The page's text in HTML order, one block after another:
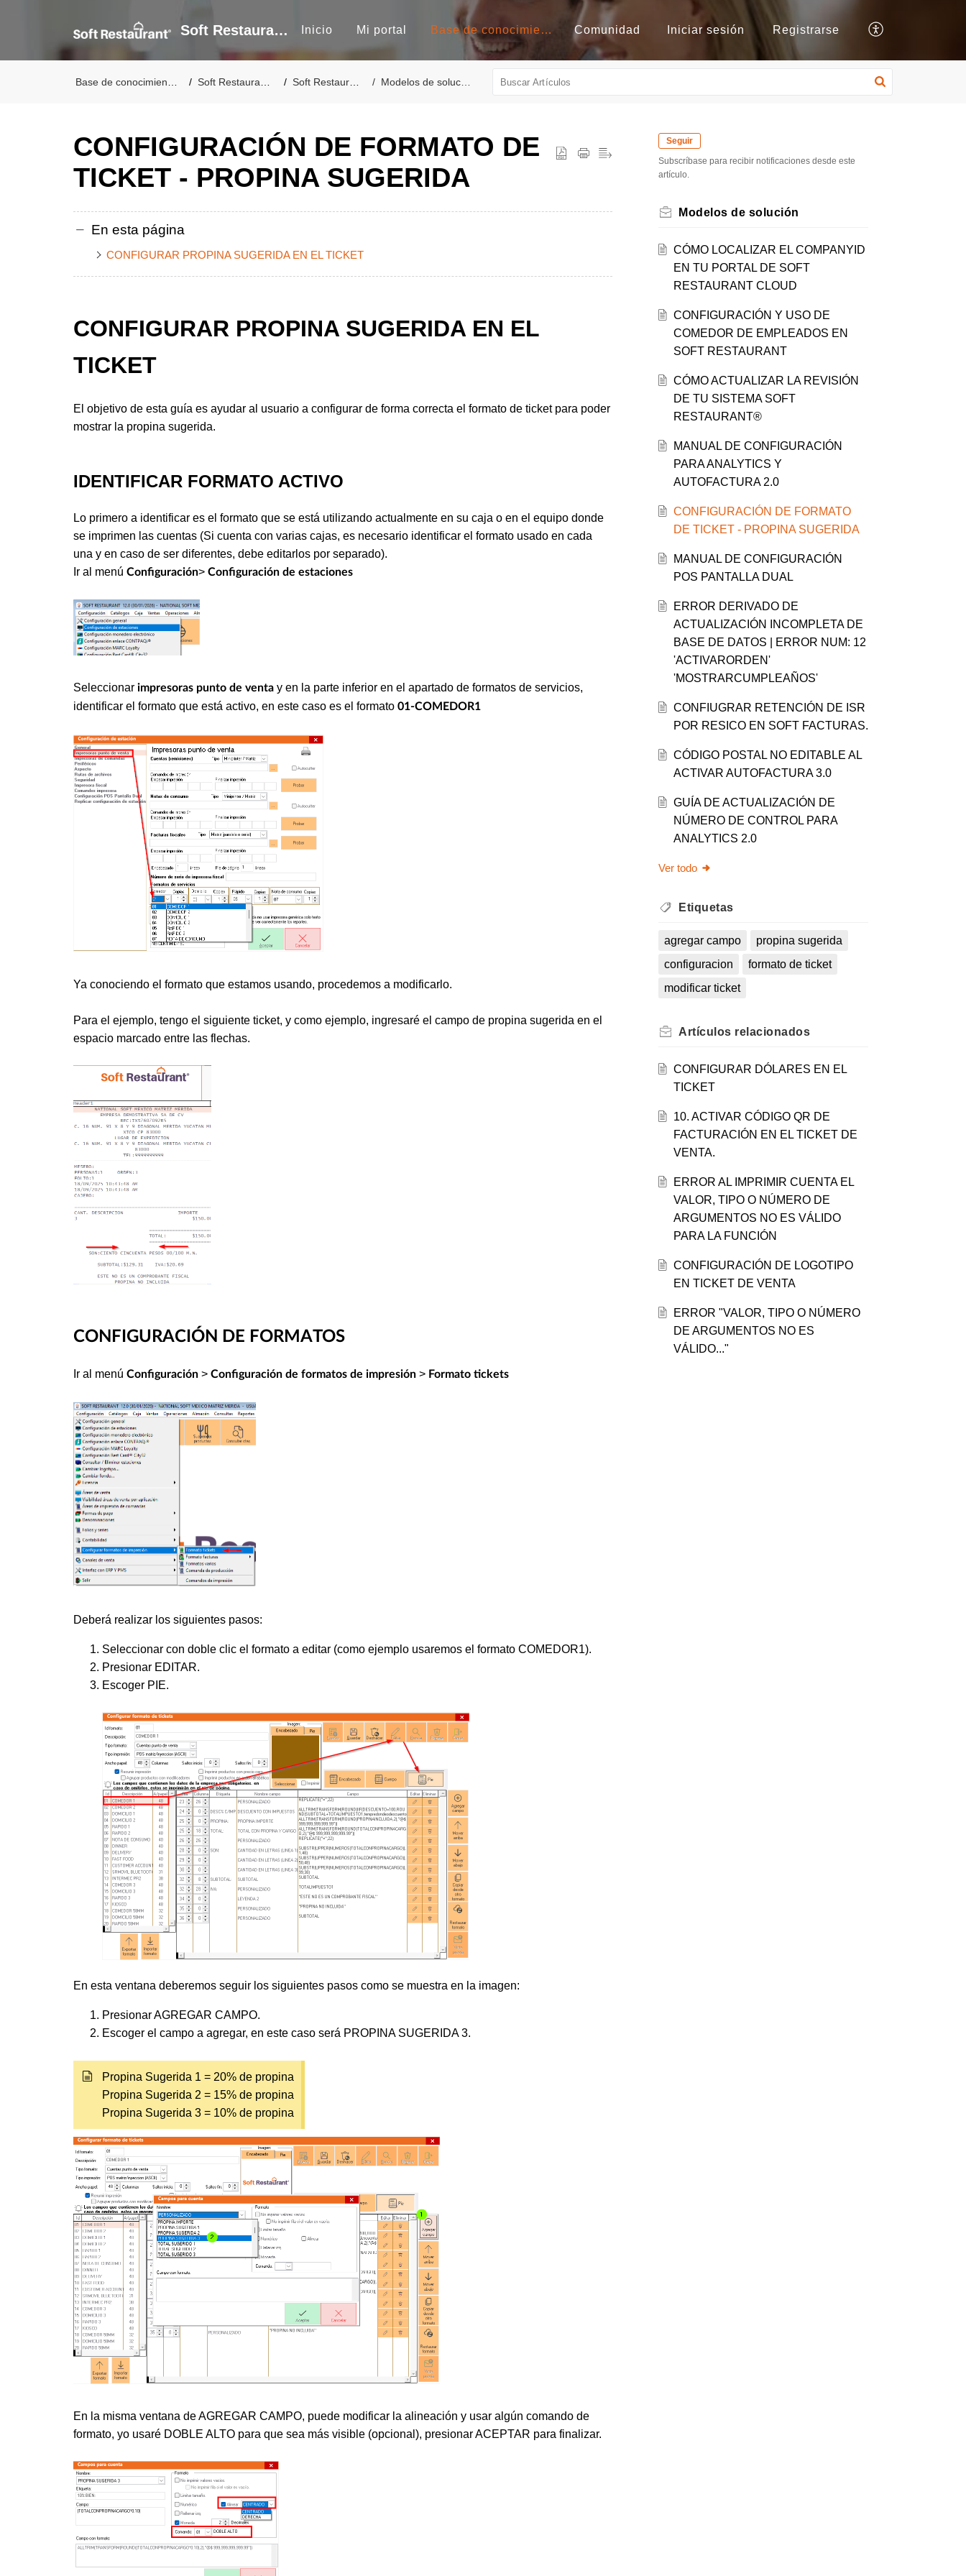
Soft Restaurant® Inicio Mi portal Base de conocimientos Comunidad Iniciar sesión Registrarse
Soft Restaurant® Soft Restaurant Modelos de solución
CONFIGURACIÓN DE FORMATO DE
TICKET - PROPINA SUGERIDA
En esta página
CONFIGURAR PROPINA SUGERIDA EN EL TICKET
CONFIGURAR PROPINA SUGERIDA EN EL
TICKET
El objetivo de esta guía es ayudar al usuario a configurar de forma correcta el formato de ticket para poder
mostrar la propina sugerida.
IDENTIFICAR FORMATO ACTIVO
Lo primero a identificar es el formato que se está utilizando actualmente en su caja o en el equipo donde
se imprimen las cuentas (Si cuenta con varias cajas, es necesario identificar el formato usado en cada
una y en caso de ser diferentes, debe editarlos por separado).
Ir al menú Configuración> Configuración de estaciones
Seleccionar impresoras punto de venta y en la parte inferior en el apartado de formatos de servicios,
identificar el formato que está activo, en este caso es el formato 01-COMEDOR1
Ya conociendo el formato que estamos usando, procedemos a modificarlo.
Para el ejemplo, tengo el siguiente ticket, y como ejemplo, ingresaré el campo de propina sugerida en el
espacio marcado entre las flechas.
CONFIGURACIÓN DE FORMATOS
Ir al menú Configuración > Configuración de formatos de impresión > Formato tickets
Deberá realizar los siguientes pasos:
Seleccionar con doble clic el formato a editar (como ejemplo usaremos el formato COMEDOR1).
Presionar EDITAR.
Escoger PIE.
En esta ventana deberemos seguir los siguientes pasos como se muestra en la imagen:
Presionar AGREGAR CAMPO.
Escoger el campo a agregar, en este caso será PROPINA SUGERIDA 3.
Propina Sugerida 1 = 20% de propina
Propina Sugerida 2 = 15% de propina
Propina Sugerida 3 = 10% de propina
En la misma ventana de AGREGAR CAMPO, puede modificar la alineación y usar algún comando de
formato, yo usaré DOBLE ALTO para que sea más visible (opcional), presionar ACEPTAR para finalizar.
Seguir
Subscríbase para recibir notificaciones desde este
artículo.
Modelos de solución
CÓMO LOCALIZAR EL COMPANYID
EN TU PORTAL DE SOFT
RESTAURANT CLOUD
CONFIGURACIÓN Y USO DE
COMEDOR DE EMPLEADOS EN
SOFT RESTAURANT
CÓMO ACTUALIZAR LA REVISIÓN
DE TU SISTEMA SOFT
RESTAURANT®
MANUAL DE CONFIGURACIÓN
PARA ANALYTICS Y
AUTOFACTURA 2.0
CONFIGURACIÓN DE FORMATO
DE TICKET - PROPINA SUGERIDA
MANUAL DE CONFIGURACIÓN
POS PANTALLA DUAL
ERROR DERIVADO DE
ACTUALIZACIÓN INCOMPLETA DE
BASE DE DATOS | ERROR NUM: 12
'ACTIVARORDEN'
'MOSTRARCUMPLEAÑOS'
CONFIUGRAR RETENCIÓN DE ISR
POR RESICO EN SOFT FACTURAS.
CÓDIGO POSTAL NO EDITABLE AL
ACTIVAR AUTOFACTURA 3.0
GUÍA DE ACTUALIZACIÓN DE
NÚMERO DE CONTROL PARA
ANALYTICS 2.0
Ver todo
Etiquetas
agregar campo
propina sugerida
configuracion
formato de ticket
modificar ticket
Artículos relacionados
CONFIGURAR DÓLARES EN EL
TICKET
10. ACTIVAR CÓDIGO QR DE
FACTURACIÓN EN EL TICKET DE
VENTA.
ERROR AL IMPRIMIR CUENTA EL
VALOR, TIPO O NÚMERO DE
ARGUMENTOS NO ES VÁLIDO
PARA LA FUNCIÓN
CONFIGURACIÓN DE LOGOTIPO
EN TICKET DE VENTA
ERROR "VALOR, TIPO O NÚMERO
DE ARGUMENTOS NO ES
VÁLIDO..."